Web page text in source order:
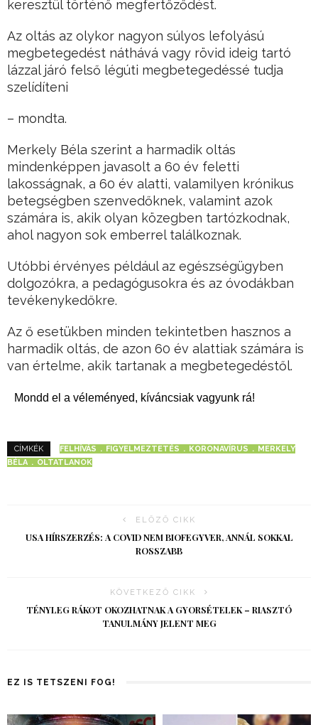
keresztül történő megfertőződést.
Az oltás az olykor nagyon súlyos lefolyású
megbetegedést náthává vagy rövid ideig tartó
lázzal járó felső légúti megbetegedéssé tudja
szelídíteni
– mondta.
Merkely Béla szerint a harmadik oltás
mindenképpen javasolt a 60 év feletti
lakosságnak, a 60 év alatti, valamilyen krónikus
betegségben szenvedőknek, valamint azok
számára is, akik olyan közegben tartózkodnak,
ahol nagyon sok emberrel találkoznak.
Utóbbi érvényes például az egészségügyben
dolgozókra, a pedagógusokra és az óvodákban
tevékenykedőkre.
Az ő esetükben minden tekintetben hasznos a
harmadik oltás, de azon 60 év alattiak számára is
van értelme, akik tartanak a megbetegedéstől.
Mondd el a véleményed, kíváncsiak vagyunk rá!
CÍMKÉK FELHÍVÁS FIGYELMEZTETÉS KORONAVÍRUS
MERKELY
BÉLA
OLTATLANOK
ELŐZŐ CIKK
USA HÍRSZERZÉS: A COVID NEM BIOFEGYVER, ANNÁL SOKKAL
ROSSZABB
KÖVETKEZŐ CIKK
TÉNYLEG RÁKOT OKOZHATNAK A GYORSÉTELEK – RIASZTÓ
TANULMÁNY JELENT MEG
EZ IS TETSZENI FOG!